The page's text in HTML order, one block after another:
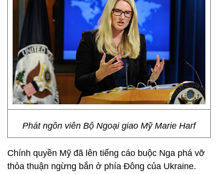
Phát ngôn viên Bộ Ngoại giao Mỹ Marie Harf
Chính quyền Mỹ đã lên tiếng cáo buộc Nga phá vỡ
thỏa thuận ngừng bắn ở phía Đông của Ukraine.